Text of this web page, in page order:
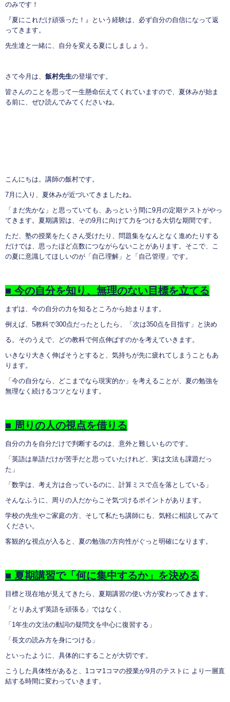
のみです！
『夏にこれだけ頑張った！』という経験は、必ず自分の自信になって返
ってきます。
先生達と一緒に、自分を変える夏にしましょう。
さて今月は、 飯村先生の登場です。
皆さんのことを思って一生懸命伝えてくれていますので、夏休みが始ま
る前に、ぜひ読んでみてくださいね。
こんにちは。講師の飯村です。
7月に入り、夏休みが近づいてきましたね。
「まだ先かな」と思っていても、あっという間に9月の定期テストがやっ
てきます。夏期講習は、その9月に向けて力をつける大切な期間です。
ただ、塾の授業をたくさん受けたり、問題集をなんとなく進めたりする
だけでは、思ったほど点数につながらないことがあります。そこで、こ
の夏に意識してほしいのが「自己理解」と「自己管理」です。
■ 今の自分を知り、無理のない目標を立てる
まずは、今の自分の力を知るところから始まります。
例えば、5教科で300点だったとしたら、「次は350点を目指す」と決め
る。そのうえで、どの教科で何点伸ばすのかを考えていきます。
いきなり大きく伸ばそうとすると、気持ちが先に疲れてしまうこともあ
ります。
「今の自分なら、どこまでなら現実的か」を考えることが、夏の勉強を
無理なく続けるコツとなります。
■ 周りの人の視点を借りる
自分の力を自分だけで判断するのは、意外と難しいものです。
「英語は単語だけが苦手だと思っていたけれど、実は文法も課題だっ
た」
「数学は、考え方は合っているのに、計算ミスで点を落としている」
そんなふうに、周りの人だからこそ気づけるポイントがあります。
学校の先生やご家庭の方、そして私たち講師にも、気軽に相談してみて
ください。
客観的な視点が入ると、夏の勉強の方向性がぐっと明確になります。
■ 夏期講習で「何に集中するか」を決める
目標と現在地が見えてきたら、夏期講習の使い方が変わってきます。
「とりあえず英語を頑張る」ではなく、
「1年生の文法の動詞の疑問文を中心に復習する」
「長文の読み方を身につける」
といったように、具体的にすることが大切です。
こうした具体性があると、1コマ1コマの授業が9月のテストに より一層直
結する時間に変わっていきます。